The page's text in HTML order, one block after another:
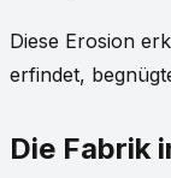
Diese Erosion
erfindet,
Die Fabrik